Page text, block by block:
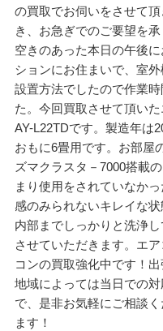
の買取でお伺いをさせて
き、お急ぎでのご要望を
空きのあった本日の午後
ションにお住まいで、室
設置方法でしたので作業
た。今回買取させて頂い
AY-L22TDです。製造年は
おもに6畳用です。お部屋
ズマクラスタ－7000搭載
まり使用をされていなか
感のみられないキレイな
内部までしっかりと洗浄
させていただきます。エ
コンの買取強化中です！
地域によっては当日での
で、是非お気軽にご相談
ます！